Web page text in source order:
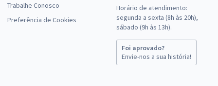
Trabalhe Conosco
Preferência de Cookies
Horário de atendimento:
segunda a sexta (8h às 20h),
sábado (9h às 13h).
Foi aprovado?
Envie-nos a sua história!